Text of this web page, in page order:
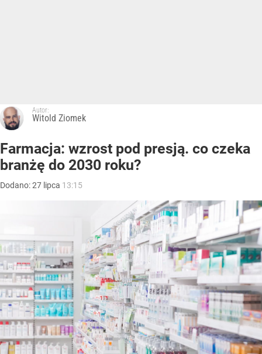
Autor:
Witold Ziomek
Farmacja: wzrost pod presją. co czeka
branżę do 2030 roku?
Dodano:27 lipca 13:15